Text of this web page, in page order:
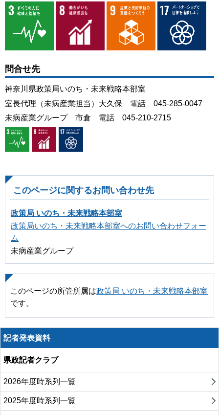
問合せ先
神奈川県政策局いのち・未来戦略本部室
室長代理（未病産業担当）大久保 電話 045-285-0047
未病産業グループ 市倉 電話 045-210-2715
このページに関するお問い合わせ先
政策局 いのち・未来戦略本部室
政策局いのち・未来戦略本部室へのお問い合わせフォー
ム
未病産業グループ
このページの所管所属は政策局 いのち・未来戦略本部室
です。
記者発表資料
県政記者クラブ
2026年度時系列一覧
2025年度時系列一覧